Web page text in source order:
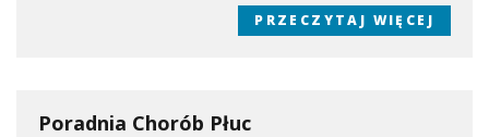
PRZECZYTAJ WIĘCEJ
Poradnia Chorób Płuc